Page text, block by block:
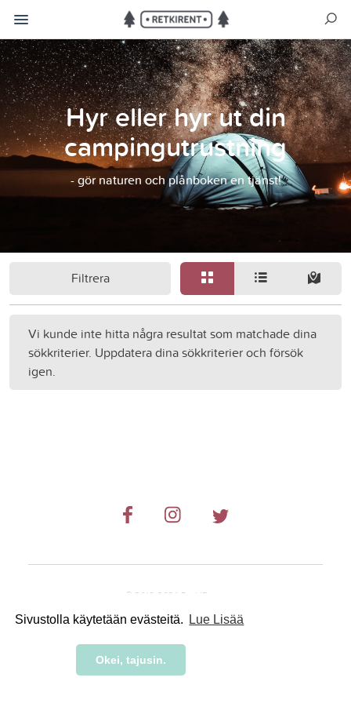
Sivustolla käytetään evästeitä. Lue Lisää
Okei, tajusin.
Hyr eller hyr ut din
campingutrustning
- gör naturen och plånboken en tjänst!
Filtrera
Vi kunde inte hitta några resultat som matchade dina
sökkriterier. Uppdatera dina sökkriterier och försök
igen.
© 2019-2024 RetkiRent .